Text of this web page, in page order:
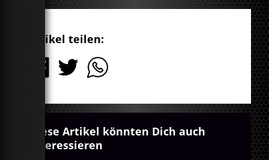
Artikel teilen:
Diese Artikel könnten Dich auch
interessieren